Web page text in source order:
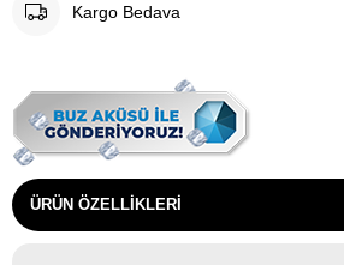
Kargo Bedava
ÜRÜN ÖZELLIKLERI